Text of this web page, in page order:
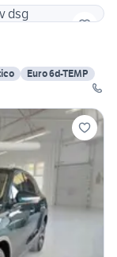
Euro 6d-TEMP